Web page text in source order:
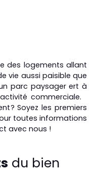
des logements allant
vie aussi paisible que
parc paysager ert à
commerciale.
Soyez les premiers
toutes informations
avec nous !
du bien